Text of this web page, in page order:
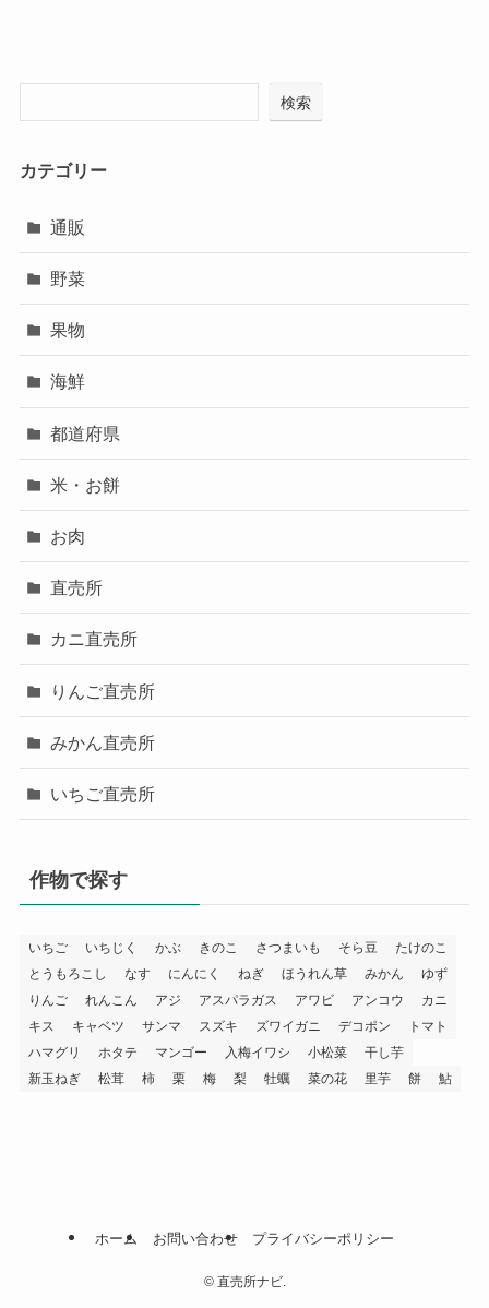
検索
カテゴリー
通販
野菜
果物
海鮮
都道府県
米・お餅
お肉
直売所
カニ直売所
りんご直売所
みかん直売所
いちご直売所
作物で探す
いちご いちじく かぶ きのこ さつまいも そら豆
たけのこ
とうもろこし
なす にんにく ねぎ ほうれん草 みかん
ゆず
りんご
れんこん アジ アスパラガス アワビ アンコウ
カニ
キス
キャベツ サンマ スズキ ズワイガニ デコポン
トマト
ハマグリ
ホタテ マンゴー 入梅イワシ 小松菜
干し芋
新玉ねぎ
松茸 柿 栗 梅 梨 牡蠣 菜の花 里芋 餅 鮎
ホーム お問い合わせ プライバシーポリシー
©直売所ナビ.